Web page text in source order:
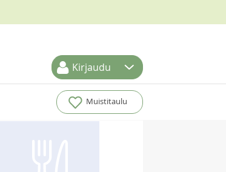
Kirjaudu
Muistitaulu